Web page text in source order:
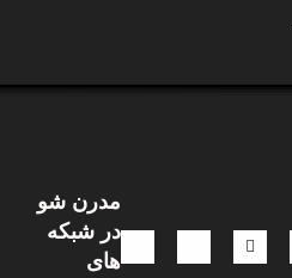
مدرن شو
در شبکه
های